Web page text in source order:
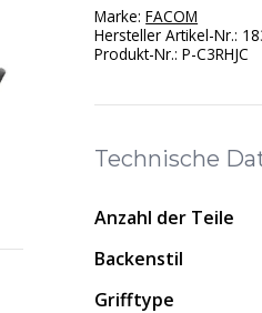
Marke:FACOM
Hersteller Artikel-Nr.:
Produkt-Nr.:P-C3RHJC
Technische
Anzahl der Teile
Backenstil
Grifftype